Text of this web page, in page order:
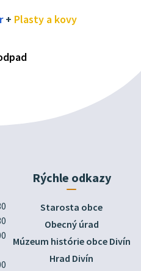
+ Plasty a kovy
Rýchle odkazy
Starosta obce
Obecný úrad
Múzeum histórie obce Divín
Hrad Divín